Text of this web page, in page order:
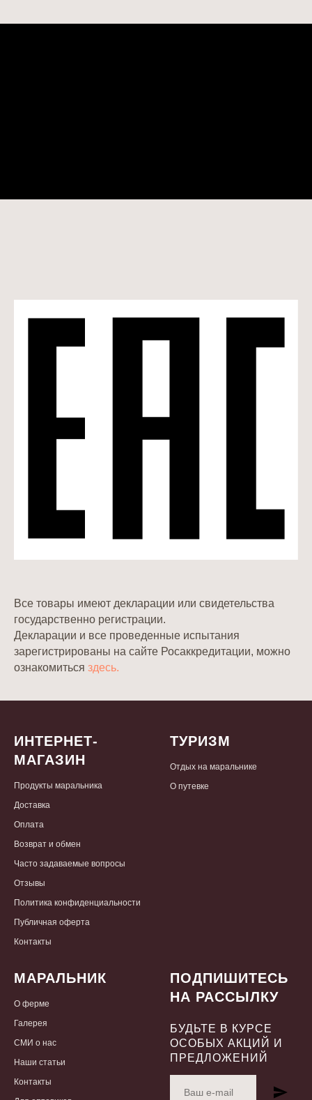
Все товары имеют декларации или свидетельства
государственно регистрации.
Декларации и все проведенные испытания
зарегистрированы на сайте Росаккредитации, можно
ознакомиться здесь.
ИНТЕРНЕТ-
МАГАЗИН
Продукты маральника
Доставка
Оплата
Возврат и обмен
Часто задаваемые вопросы
Отзывы
Политика конфиденциальности
Публичная оферта
Контакты
ТУРИЗМ
Отдых на маральнике
О путевке
МАРАЛЬНИК
О ферме
Галерея
СМИ о нас
Наши статьи
Контакты
ПОДПИШИТЕСЬ
НА РАССЫЛКУ
БУДЬТЕ В КУРСЕ
ОСОБЫХ АКЦИЙ И
ПРЕДЛОЖЕНИЙ